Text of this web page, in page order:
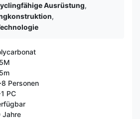
Ausrüstung,
,
Personen
PC
Jahre